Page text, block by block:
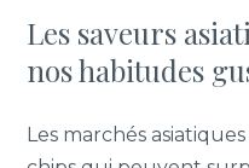
Les saveurs
nos habitudes
Les marchés